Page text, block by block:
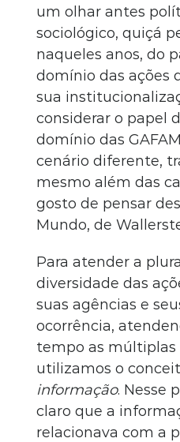
um olhar antes
sociológico, quiçá
naqueles anos, do
domínio das ações
sua
considerar o papel
domínio das GAFAM
cenário diferente,
mesmo além das
gosto de pensar
Mundo, de
Para atender a
diversidade das
suas agências e
ocorrência,
tempo as múltiplas
utilizamos o
informação. Nesse
claro que a
relacionava com a